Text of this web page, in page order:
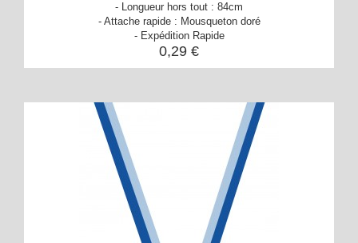
- Longueur hors tout : 84cm
- Attache rapide : Mousqueton doré
- Expédition Rapide
0,29 €